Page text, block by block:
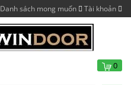
Danh sách mong muốn Tài khoản
0